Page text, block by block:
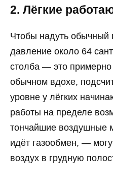
2. Лёгкие
Чтобы надуть обычный
давление около 64
столба — это
обычном вдохе,
уровне у лёгких
работы на пределе
тончайшие воздушные
идёт газообмен, —
воздух в грудную